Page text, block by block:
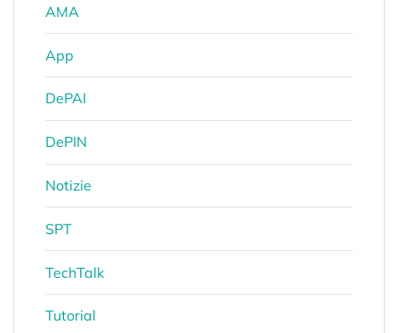
AMA
App
DePAI
DePIN
Notizie
SPT
TechTalk
Tutorial